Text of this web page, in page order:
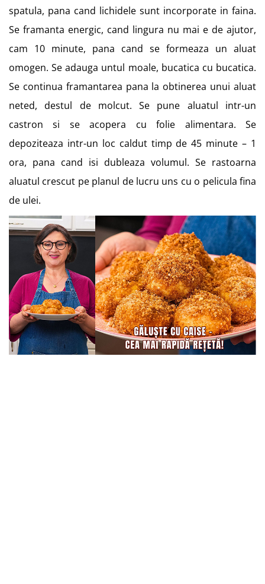
spatula, pana cand lichidele sunt incorporate in faina.
Se framanta energic, cand lingura nu mai e de ajutor,
cam 10 minute, pana cand se formeaza un aluat
omogen. Se adauga untul moale, bucatica cu bucatica.
Se continua framantarea pana la obtinerea unui aluat
neted, destul de molcut. Se pune aluatul intr-un
castron si se acopera cu folie alimentara. Se
depoziteaza intr-un loc caldut timp de 45 minute – 1
ora, pana cand isi dubleaza volumul. Se rastoarna
aluatul crescut pe planul de lucru uns cu o pelicula fina
de ulei.